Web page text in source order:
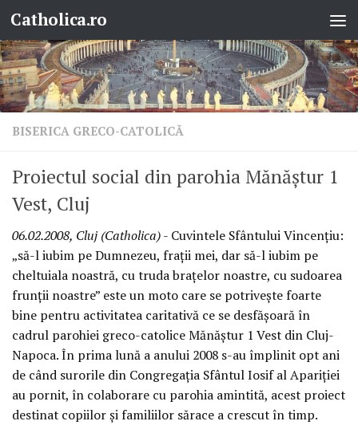
Skip to content
Catholica.ro
BISERICA GRECO-CATOLICĂ
Proiectul social din parohia Mănăştur 1
Vest, Cluj
06.02.2008, Cluj (Catholica)- Cuvintele Sfântului Vincenţiu:
„să-l iubim pe Dumnezeu, fraţii mei, dar să-l iubim pe
cheltuiala noastră, cu truda braţelor noastre, cu sudoarea
frunţii noastre” este un moto care se potriveşte foarte
bine pentru activitatea caritativă ce se desfăşoară în
cadrul parohiei greco-catolice Mănăştur 1 Vest din Cluj-
Napoca. În prima lună a anului 2008 s-au împlinit opt ani
de când surorile din Congregaţia Sfântul Iosif al Apariţiei
au pornit, în colaborare cu parohia amintită, acest proiect
destinat copiilor şi familiilor sărace a crescut în timp.